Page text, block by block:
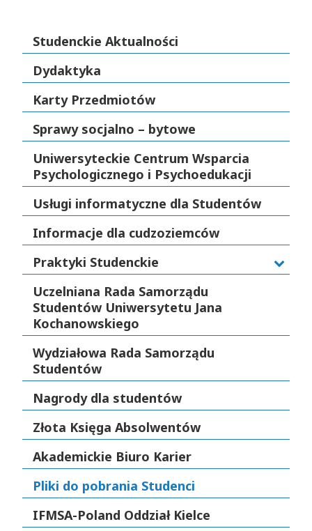
Studenckie Aktualności
Dydaktyka
Karty Przedmiotów
Sprawy socjalno – bytowe
Uniwersyteckie Centrum Wsparcia
Psychologicznego i Psychoedukacji
Usługi informatyczne dla Studentów
Informacje dla cudzoziemców
Praktyki Studenckie
Uczelniana Rada Samorządu
Studentów Uniwersytetu Jana
Kochanowskiego
Wydziałowa Rada Samorządu
Studentów
Nagrody dla studentów
Złota Księga Absolwentów
Akademickie Biuro Karier
Pliki do pobrania Studenci
IFMSA-Poland Oddział Kielce